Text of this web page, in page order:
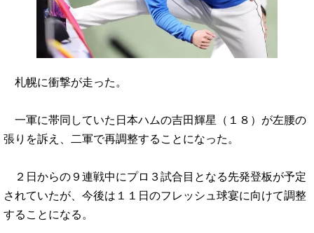
札幌に衝撃が走った。
一軍に帯同していた日本ハムの吉田輝星（１８）が左腰の
張りを訴え、二軍で再調整することになった。
２日からの９連戦中にプロ３試合目となる先発登板が予定
されていたが、今後は１１日のフレッシュ球宴に向けて調整
することになる。